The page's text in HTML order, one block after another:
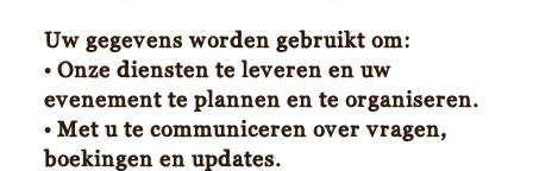
Uw gegevens worden gebruikt om:
• Onze diensten te leveren en uw
evenement te plannen en te organiseren.
• Met u te communiceren over vragen,
boekingen en updates.